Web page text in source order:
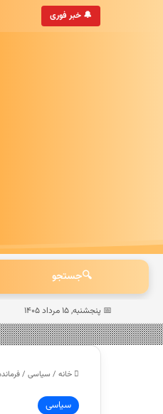
🔔 خبر فوری
• به‌روزترین خبرگزاری ایرانی
🔍جستجو
📅 پنجشنبه, ۱۵ مرداد ۱۴۰۵
خانه / سیاسی /
سیاسی